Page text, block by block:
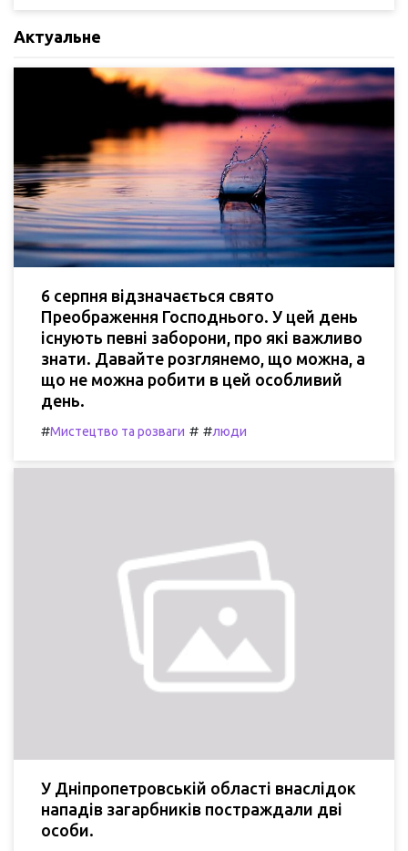
Актуальне
6 серпня відзначається свято
Преображення Господнього. У цей день
існують певні заборони, про які важливо
знати. Давайте розглянемо, що можна, а
що не можна робити в цей особливий
день.
#Мистецтво та розваги # #люди
У Дніпропетровській області внаслідок
нападів загарбників постраждали дві
особи.